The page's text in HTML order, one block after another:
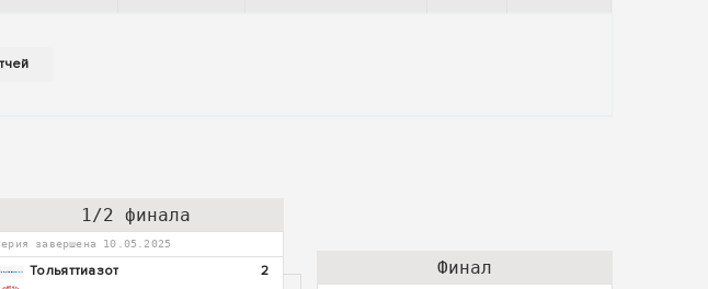
1/2 финала
Серия завершена 10.05.2025
Тольяттиазот
2
Финал